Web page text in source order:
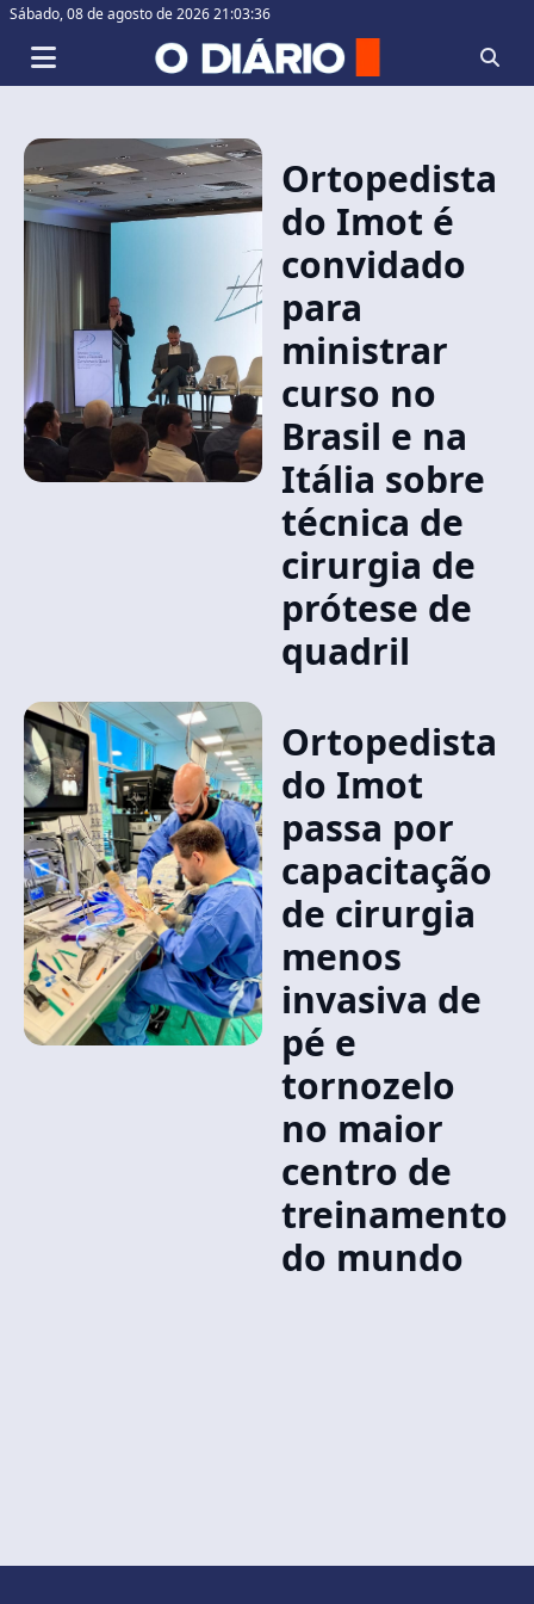
Sábado,08 de agosto de 2026 21:03:37
Ortopedista
do Imot é
convidado
para
ministrar
curso no
Brasil e na
Itália sobre
técnica de
cirurgia de
prótese de
quadril
Ortopedista
do Imot
passa por
capacitação
de cirurgia
menos
invasiva de
pé e
tornozelo
no maior
centro de
treinamento
do mundo